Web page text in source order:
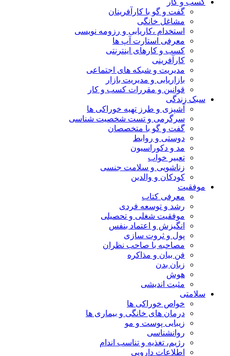
کسب و کار
گفت و گو با کارآفرینان
مشاغل خانگی
استخدام ،کاریابی و رزومه نویسی
معرفی استارت آپ ها
کسب و کارهای اینترنتی
کارآفرینی
مدیریت و شبکه های اجتماعی
بازاریابی و مدیریت بازار
قوانین و مقررات کسب و کار
سبک زندگی
آشپزی و طرز تهیه خوراکی ها
سرگرمی و تست شخصیت شناسی
گفت و گو با متخصصان
دوستی و روابط
مد و دکوراسیون
تعبیر خواب
زناشویی و سلامت جنسی
کودکان و والدین
موفقیت
معرفی کتاب
رشد و توسعه فردی
موفقیت شغلی و تحصیلی
انگیزش و اعتماد بنفس
پول و ثروت سازی
مصاحبه با صاحب نظران
فن بیان و مذاکره
زبان بدن
هوش
مثبت اندیشی
سلامتی
خواص خوراکی ها
درمان های خانگی و بیماری ها
زیبایی پوست و مو
روانشناسی
رژیم، تغذیه و تناسب اندام
اطلاعات دارویی